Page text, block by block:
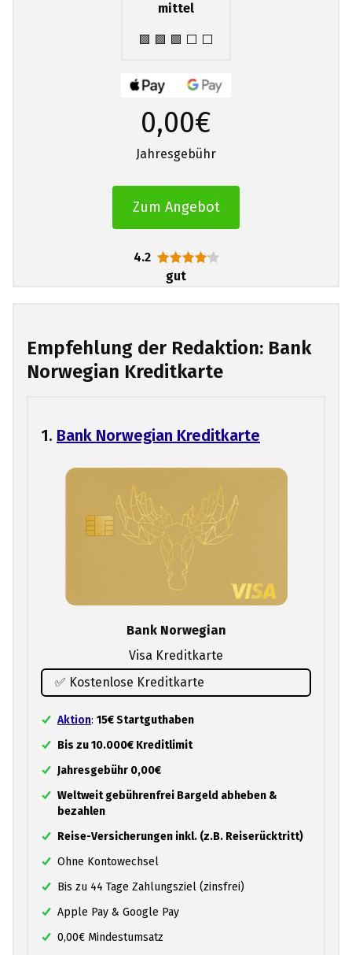
mittel
🟩 🟩 🟩 ⬜ ⬜
0,00€
Jahresgebühr
Zum Angebot
4.2
gut
Empfehlung der Redaktion: Bank
Norwegian Kreditkarte
1. Bank Norwegian Kreditkarte
Bank Norwegian
Visa Kreditkarte
✅ Kostenlose Kreditkarte
Aktion: 15€ Startguthaben
Bis zu 10.000€ Kreditlimit
Jahresgebühr 0,00€
Weltweit gebührenfrei Bargeld abheben &
bezahlen
Reise-Versicherungen inkl. (z.B. Reiserücktritt)
Ohne Kontowechsel
Bis zu 44 Tage Zahlungsziel (zinsfrei)
Apple Pay & Google Pay
0,00€ Mindestumsatz